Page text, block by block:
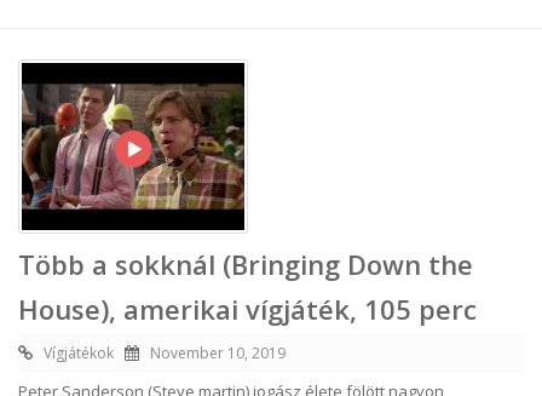
Több a sokknál (Bringing Down the
House), amerikai vígjáték, 105 perc
Vígjátékok November 10, 2019
Peter Sanderson (Steve martin) jogász élete fölött nagyon